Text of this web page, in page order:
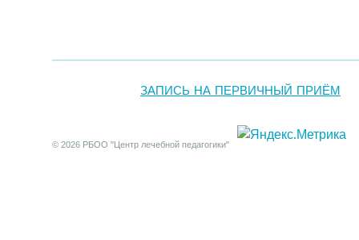
ЗАПИСЬ НА ПЕРВИЧНЫЙ ПРИЁМ
© 2026 РБОО "Центр лечебной педагогики"